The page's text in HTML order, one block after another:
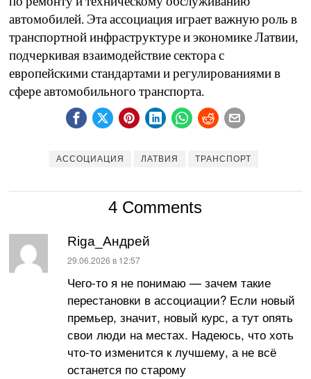
автомобилей. Эта ассоциация играет важную роль в
транспортной инфраструктуре и экономике Латвии,
подчеркивая взаимодействие сектора с
европейскими стандартами и регулированиями в
сфере автомобильного транспорта.
АССОЦИАЦИЯ ЛАТВИЯ ТРАНСПОРТ
4 Comments
Riga_Андрей
:
29.06.2026 в 12:57
Чего-то я не понимаю — зачем такие
перестановки в ассоциации? Если новый
премьер, значит, новый курс, а тут опять
свои люди на местах. Надеюсь, что хоть
что-то изменится к лучшему, а не всё
останется по старому